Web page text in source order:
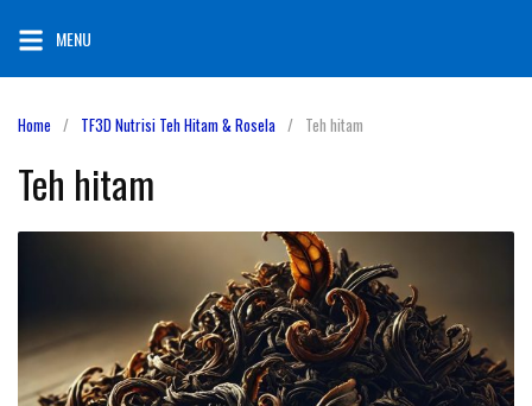
content
MENU
Home TF3D Nutrisi Teh Hitam & Rosela Teh hitam
Teh hitam